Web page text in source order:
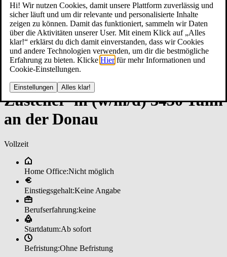
Hi! Wir nutzen Cookies, damit unsere Plattform zuverlässig und
sicher läuft und um dir relevante und personalisierte Inhalte
zeigen zu können. Damit das funktioniert, sammeln wir Daten
über die Aktivitäten unserer User. Mit einem Klick auf „Alles
klar!“ erklärst du dich damit einverstanden, dass wir Cookies
und andere Technologien verwenden, um dir die bestmögliche
Erfahrung zu bieten. Klicke Hier für mehr Informationen und
Cookie-Einstellungen.
Einstellungen Alles klar!
Zu­stel­ler*in (w/m/d) 3430 ­Tulln
an ­der Do­nau
Vollzeit
Home Office:Nicht möglich
Einstiegsgehalt:Keine Angabe
Berufserfahrung:keine
Startdatum:Ab sofort
Befristung:Ohne Befristung